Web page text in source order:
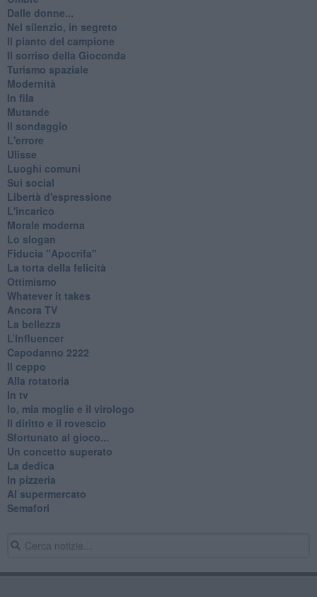
Dalle donne...
Nel silenzio, in segreto
Il pianto del campione
Il sorriso della Gioconda
Turismo spaziale
Modernità
In fila
Mutande
Il sondaggio
L'errore
Ulisse
Luoghi comuni
Sui social
Libertà d'espressione
L'incarico
Morale moderna
Lo slogan
Fiducia "Apocrifa"
La torta della felicità
Ottimismo
Whatever it takes
Ancora TV
La bellezza
L’Influencer
​Capodanno 2222
Il ceppo
Alla rotatoria
In tv
Io, mia moglie e il virologo
Il diritto e il rovescio
Sfortunato al gioco...
Un concetto superato
La dedica
In pizzeria
Al supermercato
Semafori